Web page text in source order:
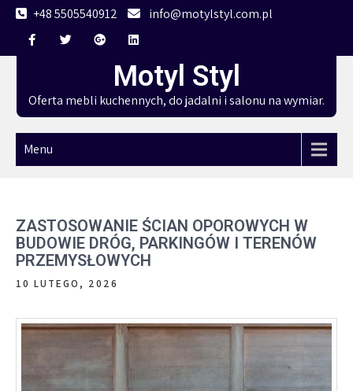
Skip
content
+48 5505540912 info@motylstyl.com.pl
Motyl Styl
Oferta mebli kuchennych, do jadalni i salonu na wymiar.
Menu
ZASTOSOWANIE ŚCIAN OPOROWYCH W
BUDOWIE DRÓG, PARKINGÓW I TERENÓW
PRZEMYSŁOWYCH
10 LUTEGO, 2026